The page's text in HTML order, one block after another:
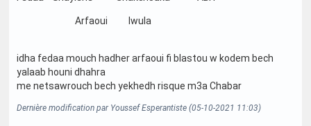
Arfaoui Iwula
idha fedaa mouch hadher arfaoui fi blastou w kodem bech
yalaab houni dhahra
me netsawrouch bech yekhedh risque m3a Chabar
Dernière modification par Youssef Esperantiste (05-10-2021 11:03)